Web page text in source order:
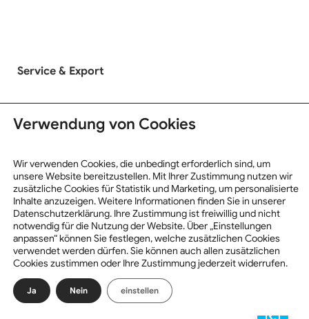
Service & Export
LKW Verkauf
Exportinformationen
© 2026 Trucktrade. All rights reserved. Built with Storefront &
WooCommerce by flake
Impressum Datenschutz AGB
Verwendung von Cookies
Wir verwenden Cookies, die unbedingt erforderlich sind, um
unsere Website bereitzustellen. Mit Ihrer Zustimmung nutzen wir
zusätzliche Cookies für Statistik und Marketing, um personalisierte
Inhalte anzuzeigen. Weitere Informationen finden Sie in unserer
Datenschutzerklärung. Ihre Zustimmung ist freiwillig und nicht
notwendig für die Nutzung der Website. Über „Einstellungen
anpassen“ können Sie festlegen, welche zusätzlichen Cookies
verwendet werden dürfen. Sie können auch allen zusätzlichen
Cookies zustimmen oder Ihre Zustimmung jederzeit widerrufen.
Ja Nein einstellen